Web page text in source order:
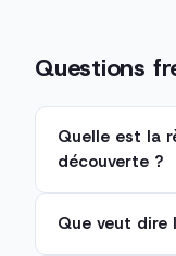
Questions
Quelle est la
découverte ?
Que veut dire